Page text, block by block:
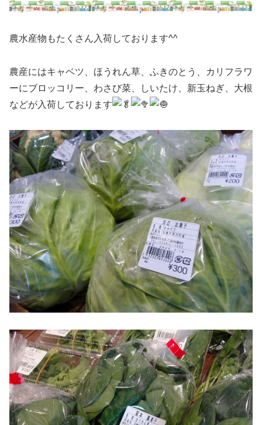
農水産物もたくさん入荷しております^^
農産にはキャベツ、ほうれん草、ふきのとう、カリフラワ
ーにブロッコリー、わさび菜、しいたけ、新玉ねぎ、大根
などが入荷しております